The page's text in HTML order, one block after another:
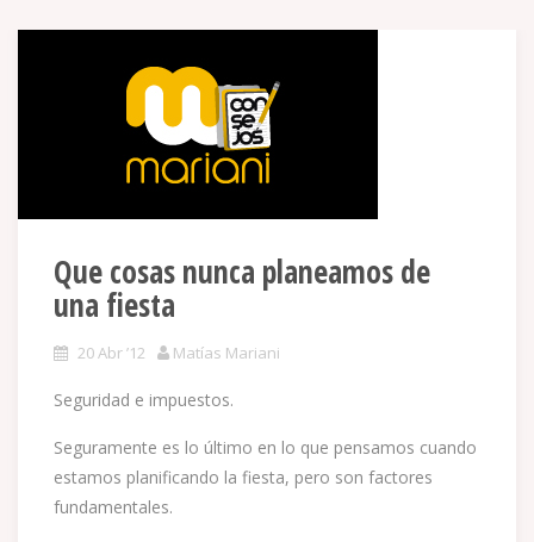
Que cosas nunca planeamos de
una fiesta
20 Abr ’12 Matías Mariani
Seguridad e impuestos.
Seguramente es lo último en lo que pensamos cuando
estamos planificando la fiesta, pero son factores
fundamentales.